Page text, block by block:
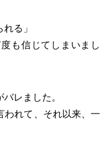
る」
も信じてしまいまし
レました。
われて、それ以来、一